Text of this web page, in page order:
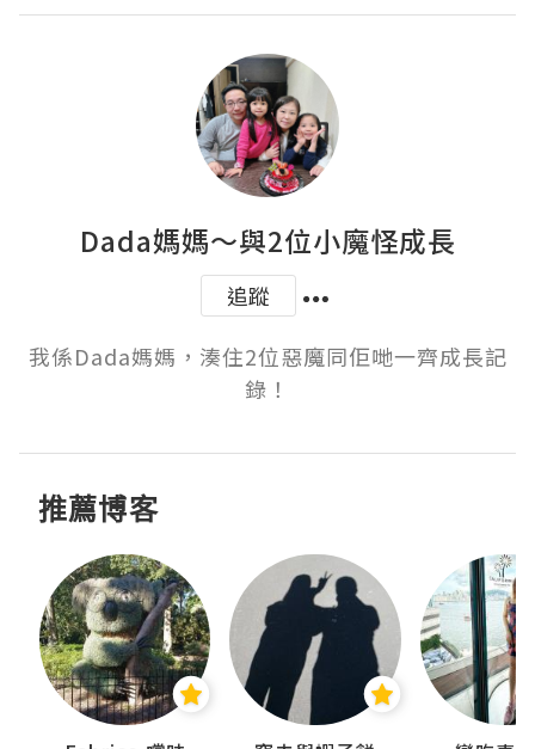
Dada媽媽～與2位小魔怪成長
追蹤
我係Dada媽媽，湊住2位惡魔同佢哋一齊成長記
錄！
推薦博客